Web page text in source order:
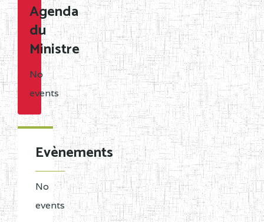
Agenda
du
Ministre
No
events
Evènements
No
events